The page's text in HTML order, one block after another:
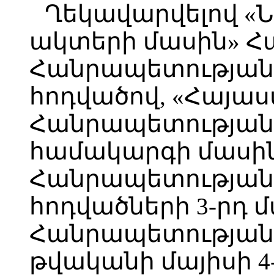
Ղեկավարվելով
ակտերի մասին»
Հանրապետության
հոդվածով,
Հանրապետության
համակարգի
Հանրապետության
հոդվածների 3-րդ
Հանրապետության
թվականի մայիսի